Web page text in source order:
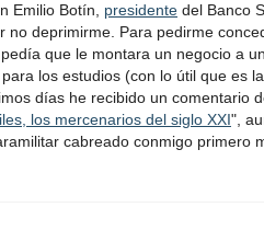
Emilio Botín, presidente del Banco
no deprimirme. Para pedirme
que le montara un negocio a
los estudios (con lo útil que es
días he recibido un comentario
los mercenarios del siglo XXI",
cabreado conmigo primero